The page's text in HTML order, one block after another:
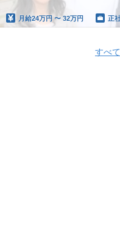
月給24万円 〜 32万円 正
すべ